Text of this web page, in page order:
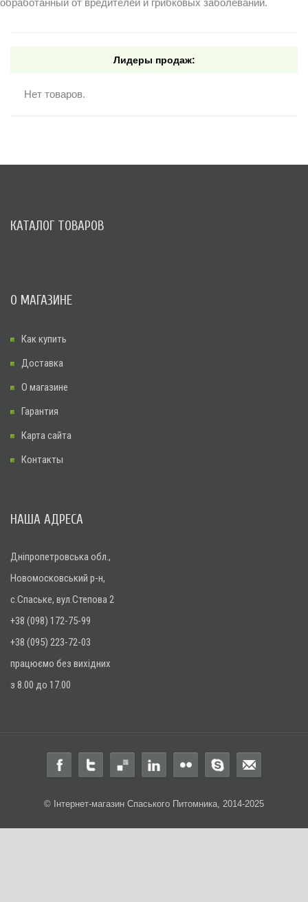
обработанный от вредителей и грибковых заболеваний.
Лидеры продаж:
Нет товаров.
КАТАЛОГ ТОВАРОВ
О МАГАЗИНЕ
Как купить
Доставка
О магазине
Гарантия
Карта сайта
Контакты
НАША АДРЕСА
Дніпропетровська обл.,
Новомосковський р-н,
с.Спаське, вул.Степова 2
+38 (098) 172-75-99
+38 (095) 223-72-03
працюємо без вихідних
з 8.00 до 17.00
© Інтернет-магазин Спаського Питомника, 2014-2025